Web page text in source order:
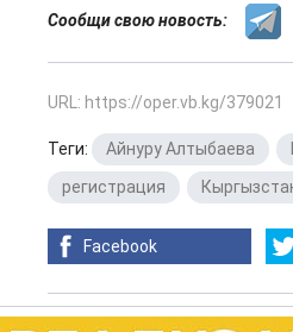
Сообщи свою новость:
URL: https://oper.vb.kg/379021
Теги: Айнуру Алтыбаева
регистрация
Facebook